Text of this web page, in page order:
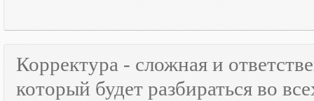
Корректура - сложная и
который будет разбираться во